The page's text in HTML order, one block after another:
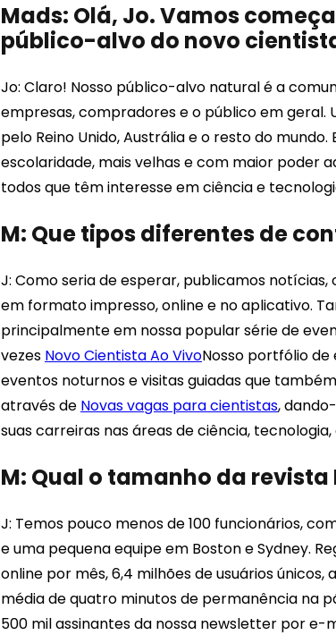
Mads: Olá, Jo. Vamos
público-alvo do novo
Jo: Claro! Nosso público-alvo natural é a
empresas, compradores e o público em geral.
pelo Reino Unido, Austrália e o resto do
escolaridade, mais velhas e com maior poder
todos que têm interesse em ciência e
M: Que tipos diferentes de
J: Como seria de esperar, publicamos
em formato impresso, online e no aplicativo.
principalmente em nossa popular série de
vezes Novo Cientista Ao VivoNosso portfólio
eventos noturnos e visitas guiadas que
através de Novas vagas para cientistas,
suas carreiras nas áreas de ciência,
M: Qual o tamanho da
J: Temos pouco menos de 100 funcionários,
e uma pequena equipe em Boston e Sydney.
online por mês, 6,4 milhões de usuários
média de quatro minutos de permanência na
500 mil assinantes da nossa newsletter por